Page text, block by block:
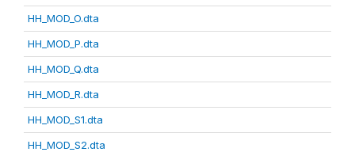
HH_MOD_O.dta
HH_MOD_P.dta
HH_MOD_Q.dta
HH_MOD_R.dta
HH_MOD_S1.dta
HH_MOD_S2.dta